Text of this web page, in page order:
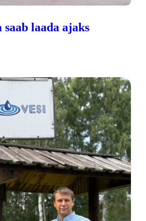
saab laada ajaks